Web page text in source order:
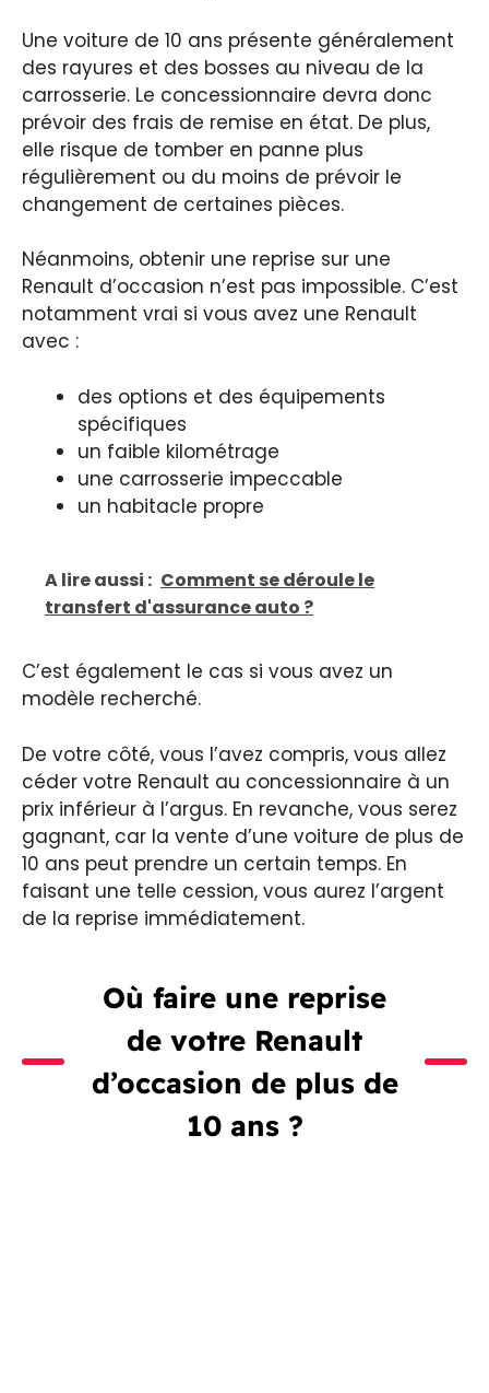
Une voiture de 10 ans présente généralement
des rayures et des bosses au niveau de la
carrosserie. Le concessionnaire devra donc
prévoir des frais de remise en état. De plus,
elle risque de tomber en panne plus
régulièrement ou du moins de prévoir le
changement de certaines pièces.
Néanmoins, obtenir une reprise sur une
Renault d’occasion n’est pas impossible. C’est
notamment vrai si vous avez une Renault
avec :
des options et des équipements
spécifiques
un faible kilométrage
une carrosserie impeccable
un habitacle propre
A lire aussi : Comment se déroule le
transfert d'assurance auto ?
C’est également le cas si vous avez un
modèle recherché.
De votre côté, vous l’avez compris, vous allez
céder votre Renault au concessionnaire à un
prix inférieur à l’argus. En revanche, vous serez
gagnant, car la vente d’une voiture de plus de
10 ans peut prendre un certain temps. En
faisant une telle cession, vous aurez l’argent
de la reprise immédiatement.
Où faire une reprise
de votre Renault
d’occasion de plus de
10 ans ?